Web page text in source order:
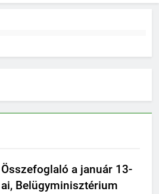
Összefoglaló a január 13-
ai, Belügyminisztérium